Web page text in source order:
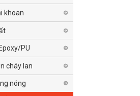
khoan
PU
cháy lan
nóng